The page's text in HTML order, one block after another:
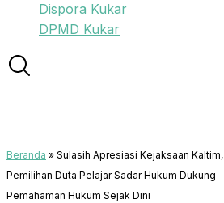
Dispora Kukar
DPMD Kukar
Beranda » Sulasih Apresiasi Kejaksaan Kaltim,
Pemilihan Duta Pelajar Sadar Hukum Dukung
Pemahaman Hukum Sejak Dini